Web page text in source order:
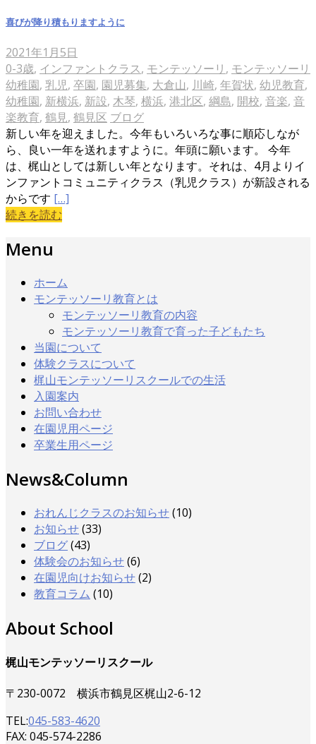
喜びが降り積もりますように
2021年1月5日
0-3歳, インファントクラス, モンテッソーリ , モンテッソーリ
幼稚園, 乳児, 卒園, 園児募集, 大倉山, 川崎, 年賀状, 幼児教育,
幼稚園, 新横浜, 新設, 木琴, 横浜, 港北区, 綱島, 開校, 音楽, 音
楽教育, 鶴見, 鶴見区 ブログ
新しい年を迎えました。今年もいろいろな事に順応しなが
ら、良い一年を送れますように。年頭に願います。 今年
は、梶山としては新しい年となります。それは、4月よりイ
ンファントコミュニティクラス（乳児クラス）が新設される
からです […]
続きを読む
Menu
ホーム
モンテッソーリ教育とは
モンテッソーリ教育の内容
モンテッソーリ教育で育った子どもたち
当園について
体験クラスについて
梶山モンテッソーリスクールでの生活
入園案内
お問い合わせ
在園児用ページ
卒業生用ページ
News&Column
おれんじクラスのお知らせ(10)
お知らせ(33)
ブログ(43)
体験会のお知らせ(6)
在園児向けお知らせ(2)
教育コラム (10)
About School
梶山モンテッソーリスクール
〒230-0072 横浜市鶴見区梶山2-6-12
TEL:045-583-4620
FAX: 045-574-2286